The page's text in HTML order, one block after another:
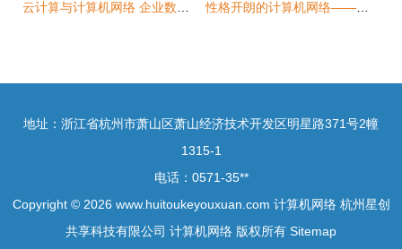
地址：浙江省杭州市萧山区萧山经济技术开发区明星路371号2幢
1315-1
电话：0571-35**
Copyright © 2026 www.huitoukeyouxuan.com 计算机网络 杭州星创
共享科技有限公司 计算机网络 版权所有 Sitemap